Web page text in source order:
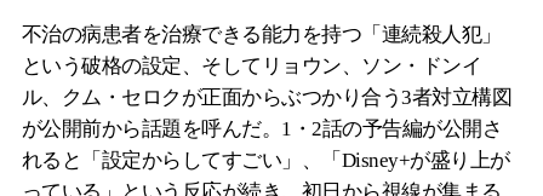
不治の病患者を治療できる能力を持つ「連続殺人犯」
という破格の設定、そしてリョウン、ソン・ドンイ
ル、クム・セロクが正面からぶつかり合う3者対立構図
が公開前から話題を呼んだ。1・2話の予告編が公開さ
れると「設定からしてすごい」、「Disney+が盛り上が